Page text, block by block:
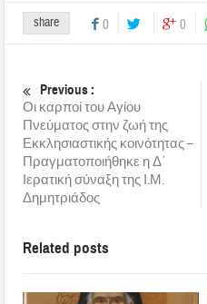
share 0 0
Previous :
Οι καρποί του Αγίου
Πνεύματος στην ζωή της
Εκκλησιαστικής κοινότητας –
Πραγματοποιήθηκε η Δ΄
Ιερατική σύναξη της Ι.Μ.
Δημητριάδος
Related posts